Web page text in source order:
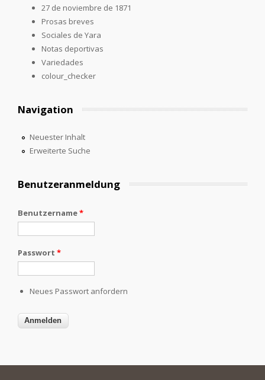
27 de noviembre de 1871
Prosas breves
Sociales de Yara
Notas deportivas
Variedades
colour_checker
Navigation
Neuester Inhalt
Erweiterte Suche
Benutzeranmeldung
Benutzername*
Passwort *
Neues Passwort anfordern